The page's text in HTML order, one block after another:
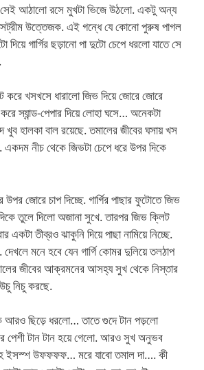
আঠালো রসে মুখটা ভিজে উঠলো. একটু অন্য
উত্তেজক. এই গন্ধে যে কোনো পুরুষ পাগল
দিয়ে গার্গির ছড়ানো পা দুটো চেপে ধরলো যাতে সে
করে খসখসে ধারালো জিভ দিয়ে জোরে জোরে
স্যান্ড-পেপার দিয়ে লোহা ঘসে… অনেকটা
খুব হালকা বাল রয়েছে. তমালের জীবের ঘসায় খস
নীচ থেকে জিভটা চেপে ধরে উপর দিকে
জোরে চাপ দিচ্ছে. গার্গির পাছার ফুটোতে জিভ
তুলে দিলো অজানা সুখে. তারপর জিভ ক্লিট
তীব্রও ঝাকুনি দিয়ে পাছা নামিয়ে নিচ্ছে.
মনে হবে যেন গার্গি কোমর দুলিয়ে তলঠাপ
জীবের আক্রমনের আসহ্য সুখ থেকে নিস্তার
নিচু করছে.
আরও ছিড়ে ধরলো… তাতে গুদে টান পড়লো
পেশী টান টান হয়ে গেলো. আরও সুখ অনুভব
ইসস্শ উফফফফ… মরে যাবো তমাল দা…. কী